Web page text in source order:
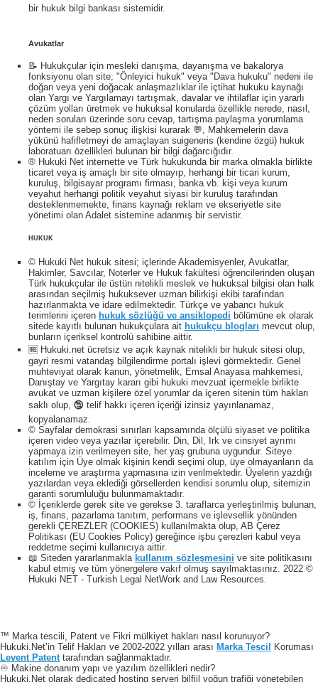
bir hukuk bilgi bankası sistemidir.
Avukatlar
📝 Hukukçular için mesleki danışma, dayanışma ve bakalorya
fonksiyonu olan site; "Önleyici hukuk" veya "Dava hukuku" nedeni ile
doğan veya yeni doğacak anlaşmazlıklar ile içtihat hukuku kaynağı
olan Yargı ve Yargılamayı tartışmak, davalar ve ihtilaflar için yararlı
çözüm yolları üretmek ve hukuksal konularda özellikle nerede, nasıl,
neden soruları üzerinde soru cevap, tartışma paylaşma yorumlama
yöntemi ile sebep sonuç ilişkisi kurarak 💬, Mahkemelerin dava
yükünü hafifletmeyi de amaçlayan suigeneris (kendine özgü) hukuk
laboratuarı özellikleri bulunan bir bilgi dağarcığıdır.
® Hukuki Net internette ve Türk hukukunda bir marka olmakla birlikte
ticaret veya iş amaçlı bir site olmayıp, herhangi bir ticari kurum,
kuruluş, bilgisayar programı firması, banka vb. kişi veya kurum
veyahut herhangi politik veyahut siyasi bir kuruluş tarafından
desteklenmemekte, finans kaynağı reklam ve ekseriyetle site
yönetimi olan Adalet sistemine adanmış bir servistir.
HUKUK
© Hukuki Net hukuk sitesi; içlerinde Akademisyenler, Avukatlar,
Hakimler, Savcılar, Noterler ve Hukuk fakültesi öğrencilerinden oluşan
Türk hukukçular ile üstün nitelikli meslek ve hukuksal bilgisi olan halk
arasından seçilmiş hukuksever uzman bilirkişi ekibi tarafından
hazırlanmakta ve idare edilmektedir. Türkçe ve yabancı hukuk
terimlerini içeren hukuk sözlüğü ve ansiklopedi bölümüne ek olarak
sitede kayıtlı bulunan hukukçulara ait hukukçu blogları mevcut olup,
bunların içeriksel kontrolü sahibine aittir.
🆓 Hukuki.net ücretsiz ve açık kaynak nitelikli bir hukuk sitesi olup,
gayri resmi vatandaş bilgilendirme portalı işlevi görmektedir. Genel
muhteviyat olarak kanun, yönetmelik, Emsal Anayasa mahkemesi,
Danıştay ve Yargıtay kararı gibi hukuki mevzuat içermekle birlikte
avukat ve uzman kişilere özel yorumlar da içeren sitenin tüm hakları
saklı olup, 🕲 telif hakkı içeren içeriği izinsiz yayınlanamaz,
kopyalanamaz.
© Sayfalar demokrasi sınırları kapsamında ölçülü siyaset ve politika
içeren video veya yazılar içerebilir. Din, Dil, Irk ve cinsiyet ayrımı
yapmaya izin verilmeyen site, her yaş grubuna uygundur. Siteye
katılım için Üye olmak kişinin kendi seçimi olup, üye olmayanların da
inceleme ve araştırma yapmasına izin verilmektedir. Üyelerin yazdığı
yazılardan veya eklediği görsellerden kendisi sorumlu olup, sitemizin
garanti sorumluluğu bulunmamaktadır.
© İçeriklerde gerek site ve gerekse 3. taraflarca yerleştirilmiş bulunan,
iş, finans, pazarlama tanıtım, performans ve işlevsellik yönünden
gerekli ÇEREZLER (COOKIES) kullanılmakta olup, AB Çerez
Politikası (EU Cookies Policy) gereğince işbu çerezleri kabul veya
reddetme seçimi kullanıcıya aittir.
📖 Siteden yararlanmakla kullanım sözleşmesini ve site politikasını
kabul etmiş ve tüm yönergelere vakıf olmuş sayılmaktasınız. 2022 ©
Hukuki NET - Turkish Legal NetWork and Law Resources.
™ Marka tescili, Patent ve Fikri mülkiyet hakları nasıl korunuyor?
Hukuki.Net’in Telif Hakları ve 2002-2022 yılları arası Marka Tescil Koruması
Levent Patent tarafından sağlanmaktadır.
♾️ Makine donanım yapı ve yazılım özellikleri nedir?
Hukuki.Net olarak dedicated hosting serveri bilfiil yoğun trafiği yönetebilen